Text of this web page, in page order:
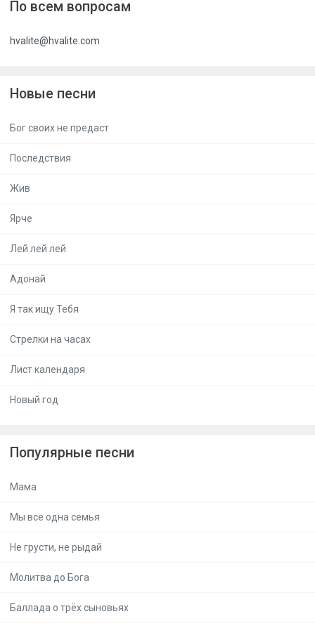
По всем вопросам
hvalite@hvalite.com
Новые песни
Бог своих не предаст
Последствия
Жив
Ярче
Лей лей лей
Адонай
Я так ищу Тебя
Стрелки на часах
Лист календаря
Новый год
Популярные песни
Мама
Мы все одна семья
Не грусти, не рыдай
Молитва до Бога
Баллада о трёх сыновьях